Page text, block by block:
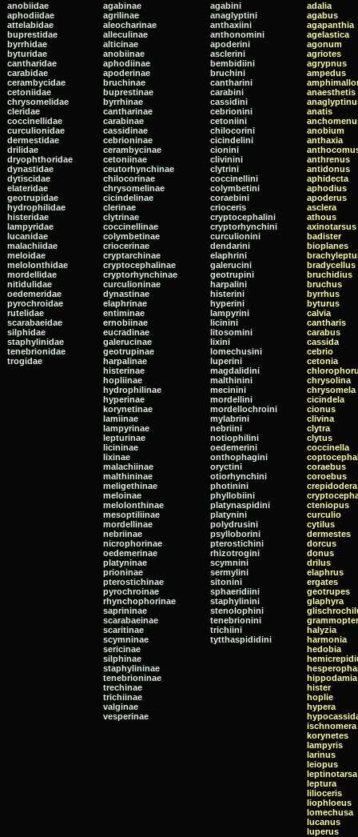
anobiidae
aphodiidae
attelabidae
buprestidae
byrrhidae
byturidae
cantharidae
carabidae
cerambycidae
cetoniidae
chrysomelidae
cleridae
coccinellidae
curculionidae
dermestidae
drilidae
dryophthoridae
dynastidae
dytiscidae
elateridae
geotrupidae
hydrophilidae
histeridae
lampyridae
lucanidae
malachiidae
meloidae
melolonthidae
mordellidae
nitidulidae
oedemeridae
pyrochroidae
rutelidae
scarabaeidae
silphidae
staphylinidae
tenebrionidae
trogidae
agabinae
agrilinae
aleocharinae
alleculinae
alticinae
anobiinae
aphodiinae
apoderinae
bruchinae
buprestinae
byrrhinae
cantharinae
carabinae
cassidinae
cebrioninae
cerambycinae
cetoniinae
ceutorhynchinae
chilocorinae
chrysomelinae
cicindelinae
clerinae
clytrinae
coccinellinae
colymbetinae
criocerinae
cryptarchinae
cryptocephalinae
cryptorhynchinae
curculioninae
dynastinae
elaphrinae
entiminae
ernobiinae
eucradinae
galerucinae
geotrupinae
harpalinae
histerinae
hopliinae
hydrophilinae
hyperinae
korynetinae
lamiinae
lampyrinae
lepturinae
licininae
lixinae
malachiinae
malthininae
meligethinae
meloinae
melolonthinae
mesoptiliinae
mordellinae
nebriinae
nicrophorinae
oedemerinae
platyninae
prioninae
pterostichinae
pyrochroinae
rhynchophorinae
saprininae
scarabaeinae
scaritinae
scymninae
sericinae
silphinae
staphylininae
tenebrioninae
trechinae
trichiinae
valginae
vesperinae
agabini
anaglyptini
anthaxiini
anthonomini
apoderini
asclerini
bembidiini
bruchini
cantharini
carabini
cassidini
cebrionini
cetoniini
chilocorini
cicindelini
cionini
clivinini
clytrini
coccinellini
colymbetini
coraebini
crioceris
cryptocephalini
cryptorhynchini
curculionini
dendarini
elaphrini
galerucini
geotrupini
harpalini
histerini
hyperini
lampyrini
licinini
litosomini
lixini
lomechusini
luperini
magdalidini
malthinini
mecinini
mordellini
mordellochroini
mylabrini
nebriini
notiophilini
oedemerini
onthophagini
oryctini
otiorhynchini
photinini
phyllobiini
platynaspidini
platynini
polydrusini
psylloborini
pterostichini
rhizotrogini
scymnini
sermylini
sitonini
sphaeridiini
staphylinini
stenolophini
tenebrionini
trichiini
tytthaspididini
adalia
agabus
agapanthia
agelastica
agonum
agriotes
agrypnus
ampedus
anaesthetis
anatis
anobium
anthaxia
anthrenus
antidonus
aphidecta
aphodius
apoderus
asclera
athous
axinotarsus
badister
bioplanes
bradycellus
bruchidius
bruchus
byrrhus
byturus
calvia
cantharis
carabus
cassida
cebrio
cetonia
chrysolina
chrysomela
cicindela
cionus
clivina
clytra
clytus
coccinella
coraebus
coroebus
crepidodera
cteniopus
curculio
cytilus
dermestes
dorcus
donus
drilus
elaphrus
ergates
geotrupes
glaphyra
halyzia
harmonia
hedobia
hippodamia
hister
hoplie
hypera
ischnomera
korynetes
lampyris
larinus
leiopus
leptinotarsa
leptura
lilioceris
liophloeus
lomechusa
lucanus
luperus